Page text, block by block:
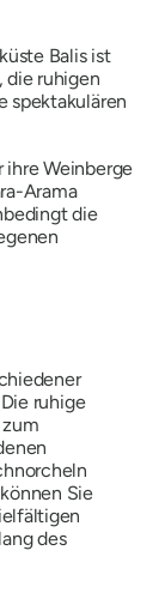
Balis ist
die ruhigen
spektakulären
ihre Weinberge
Arama
die
ruhige
Sie
des